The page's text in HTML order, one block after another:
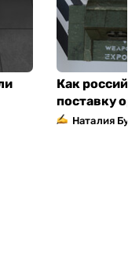
Как
поставку
Наталия